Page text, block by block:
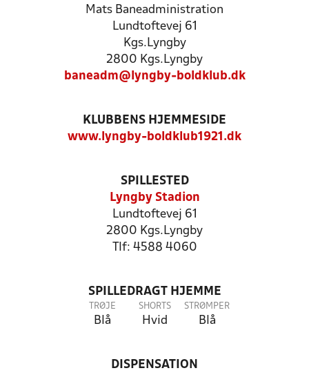
Mats Baneadministration
Lundtoftevej 61
Kgs.Lyngby
2800 Kgs.Lyngby
baneadm@lyngby-boldklub.dk
KLUBBENS HJEMMESIDE
www.lyngby-boldklub1921.dk
SPILLESTED
Lyngby Stadion
Lundtoftevej 61
2800 Kgs.Lyngby
Tlf: 4588 4060
SPILLEDRAGT HJEMME
TRØJE
Blå
SHORTS
Hvid
STRØMPER
Blå
DISPENSATION